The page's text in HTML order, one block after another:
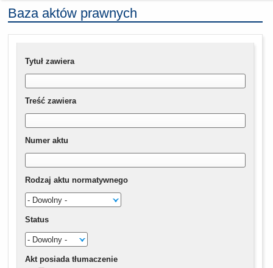
Baza aktów prawnych
Tytuł zawiera
Treść zawiera
Numer aktu
Rodzaj aktu normatywnego
Status
Akt posiada tłumaczenie